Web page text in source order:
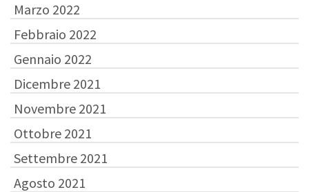
Marzo 2022
Febbraio 2022
Gennaio 2022
Dicembre 2021
Novembre 2021
Ottobre 2021
Settembre 2021
Agosto 2021